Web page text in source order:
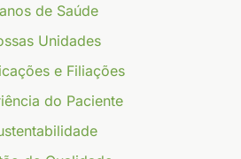
de Saúde
Unidades
e Filiações
do Paciente